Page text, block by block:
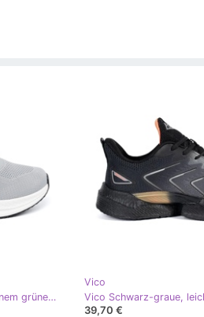
Vico Graue Sportschuhe mit einem grünen Element
Vico
39,70 €